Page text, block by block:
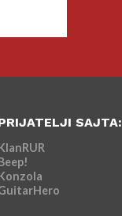
SAJTA: